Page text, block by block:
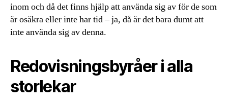
inom och då det finns hjälp att använda sig av för de som
är osäkra eller inte har tid – ja, då är det bara dumt att
inte använda sig av denna.
Redovisningsbyråer i alla
storlekar